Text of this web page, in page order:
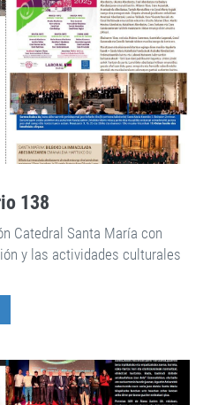
138
Catedral Santa María con
y las actividades culturales